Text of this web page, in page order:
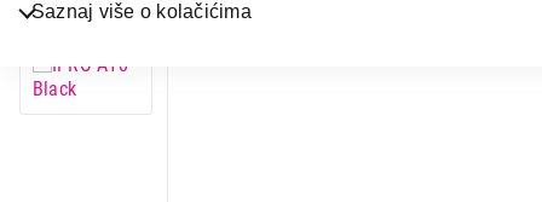
Saznaj više o kolačićima